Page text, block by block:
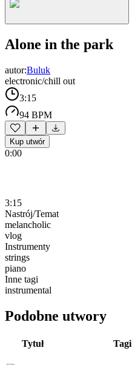
Alone in the park
autor:Buluk
electronic/chill out
3:15
94 BPM
Kup utwór
0:00
3:15
Nastrój/Temat
melancholic
vlog
Instrumenty
strings
piano
Inne tagi
instrumental
Podobne utwory
Tytuł Tagi